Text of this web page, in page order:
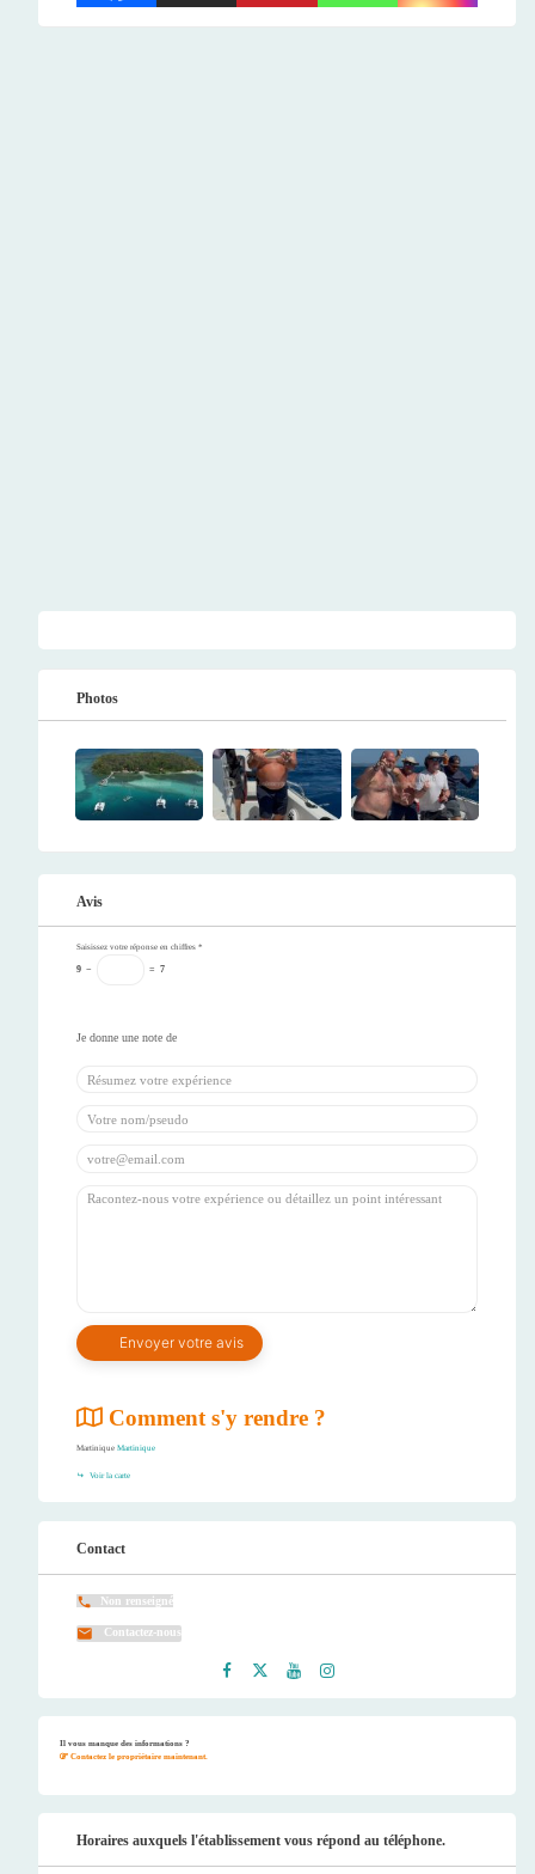
Photos
Avis
Saisissez votre réponse en chiffres *
9 − = 7
Comment s'y rendre ?
Martinique Martinique
Voir la carte
Contact
Non renseigné
Contactez-nous
Il vous manque des informations ?
Contactez le propriétaire maintenant.
Horaires auxquels l'établissement vous répond au téléphone.